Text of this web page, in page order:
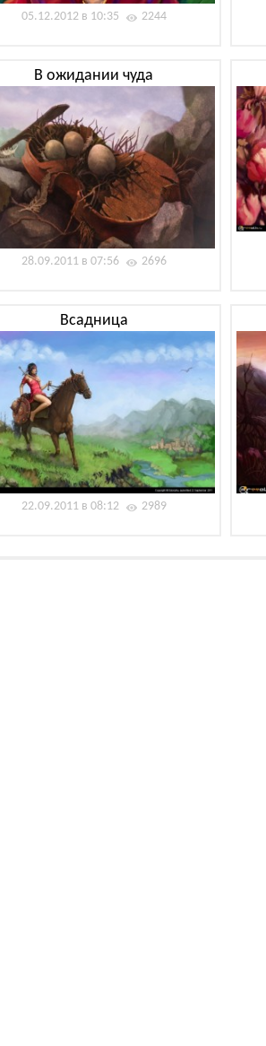
05.12.2012 в 10:35 2244
В ожидании чуда
28.09.2011 в 07:56 2696
Всадница
22.09.2011 в 08:12 2989